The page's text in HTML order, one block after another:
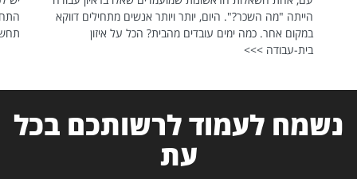
הייתה "מה השכר?". היום, יותר ויותר אנשים מתחילים דווקא
במקום אחר. כמה ימים עובדים מהבית? הכל על איזון
בית-עבודה >>>
נשמח לעמוד לרשותכם בכל
עת